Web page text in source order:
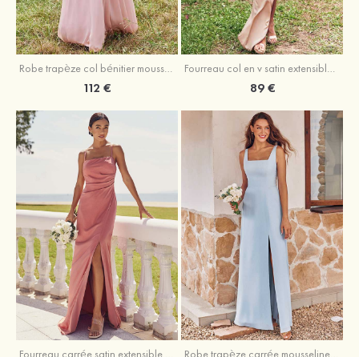
Robe trapèze col bénitier mousseline ras du sol robe de demoiselle d'honneur
112 €
Fourreau col en v satin extensible asymétrique robe de demoiselle d'honneur
89 €